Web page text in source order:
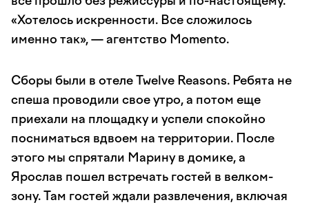
«Хотелось искренности. Все сложилось
именно так», — агентство Momento.
Сборы были в отеле Twelve Reasons. Ребята не
спеша проводили свое утро, а потом еще
приехали на площадку и успели спокойно
посниматься вдвоем на территории. После
этого мы спрятали Марину в домике, а
Ярослав пошел встречать гостей в велком-
зону. Там гостей ждали развлечения, включая